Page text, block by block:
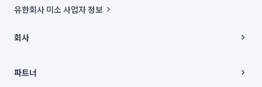
유한회사 미소 사업자 정보
00019 |
주소 | 본사: 서울특별시 종로구 율곡로 6(중학동, 트윈트리빌딩) B동 5층
컨택센터 : 서울특별시 종로구 수송동 율곡로 24, 7층, 8층 미소
회사
채용
파트너